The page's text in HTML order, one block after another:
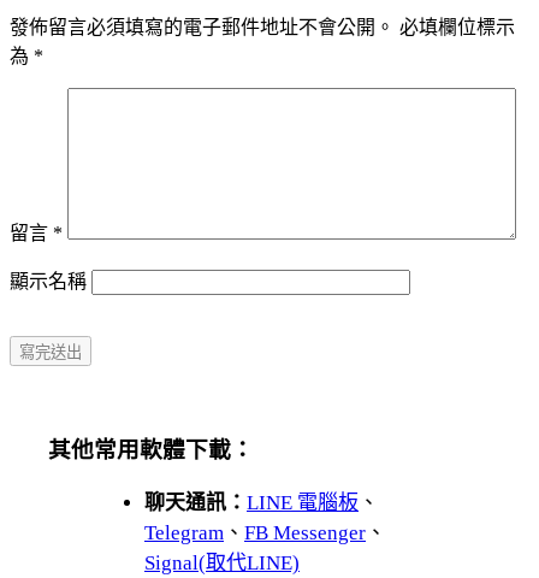
發佈留言必須填寫的電子郵件地址不會公開。 必填欄位標示
為 *
留言 *
顯示名稱
其他常用軟體下載：
聊天通訊： LINE 電腦板 、
Telegram 、 FB Messenger 、
Signal(取代LINE)